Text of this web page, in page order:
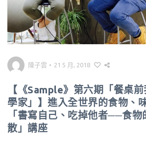
陳子雲 • 21 5 月, 2018
【《Sample》第六期「餐桌
學家」】進入全世界的食物、
「書寫自己、吃掉他者──食物
散」講座